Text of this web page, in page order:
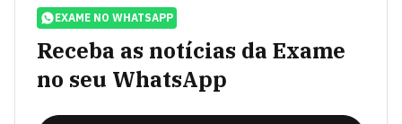
EXAME NO WHATSAPP
Receba as notícias da Exame
no seu WhatsApp